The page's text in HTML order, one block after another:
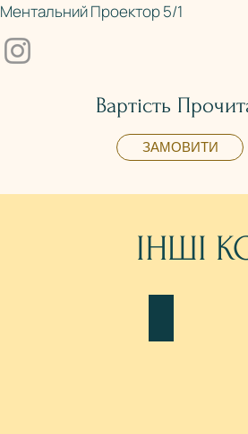
Ментальний Проектор 5/1​​
Вартість
ЗАМОВИТИ
ІНШІ